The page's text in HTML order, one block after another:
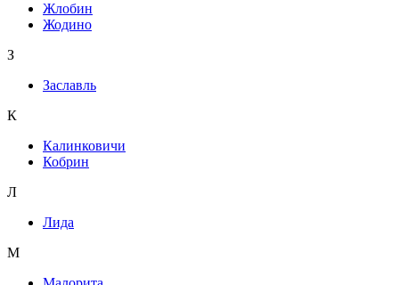
Жлобин
Жодино
З
Заславль
К
Калинковичи
Кобрин
Л
Лида
М